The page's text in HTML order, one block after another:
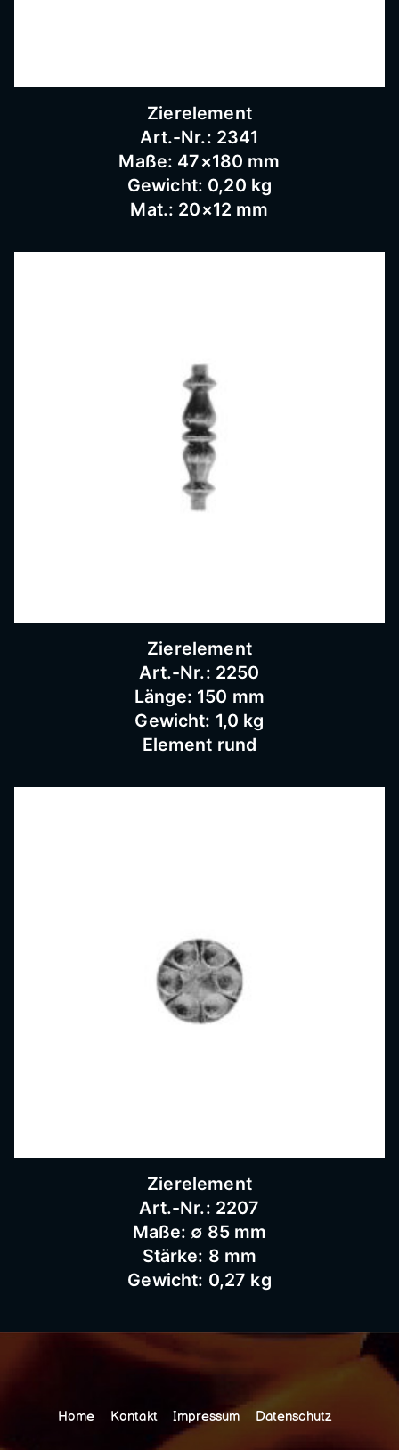
Zierelement
Art.-Nr.: 2341
Maße: 47×180 mm
Gewicht: 0,20 kg
Mat.: 20×12 mm
Zierelement
Art.-Nr.: 2250
Länge: 150 mm
Gewicht: 1,0 kg
Element rund
Zierelement
Art.-Nr.: 2207
Maße: ∅ 85 mm
Stärke: 8 mm
Gewicht: 0,27 kg
Home Kontakt Impressum Datenschutz